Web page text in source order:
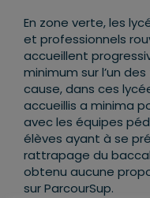
En zone verte, les
et professionnels
accueillent
minimum sur l’un
cause, dans ces
accueillis a minima
avec les équipes
élèves ayant à se
rattrapage du
obtenu aucune
sur ParcourSup.